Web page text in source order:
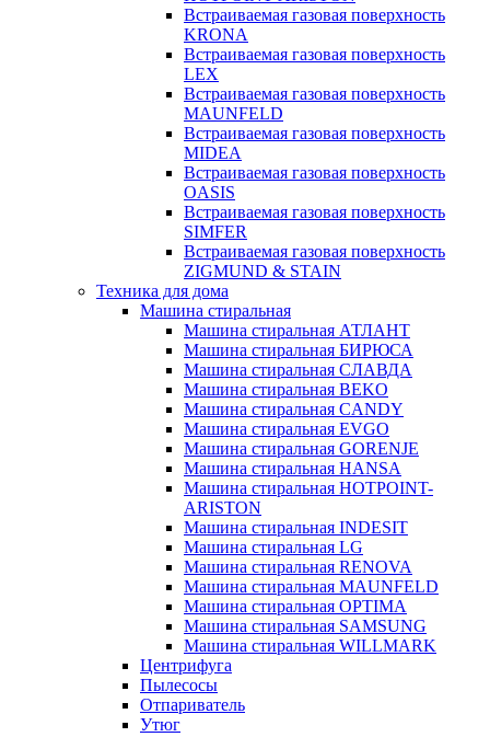
Встраиваемая газовая поверхность
KRONA
Встраиваемая газовая поверхность
LEX
Встраиваемая газовая поверхность
MAUNFELD
Встраиваемая газовая поверхность
MIDEA
Встраиваемая газовая поверхность
OASIS
Встраиваемая газовая поверхность
SIMFER
Встраиваемая газовая поверхность
ZIGMUND & STAIN
Техника для дома
Машина стиральная
Машина стиральная АТЛАНТ
Машина стиральная БИРЮСА
Машина стиральная СЛАВДА
Машина стиральная BEKO
Машина стиральная CANDY
Машина стиральная EVGO
Машина стиральная GORENJE
Машина стиральная HANSA
Машина стиральная HOTPOINT-
ARISTON
Машина стиральная INDESIT
Машина стиральная LG
Машина стиральная RENOVA
Машина стиральная MAUNFELD
Машина стиральная OPTIMA
Машина стиральная SAMSUNG
Машина стиральная WILLMARK
Центрифуга
Пылесосы
Отпариватель
Утюг